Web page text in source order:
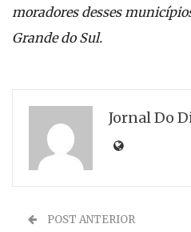
moradores desses
Grande do Sul.
Jornal Do
POST ANTERIOR